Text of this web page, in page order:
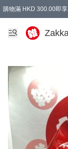
購物滿 HKD 300.00即